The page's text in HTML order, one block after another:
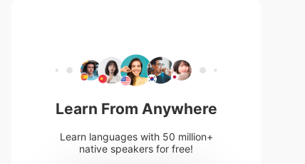
Learn From Anywhere
Learn languages with 50 million+
native speakers for free!